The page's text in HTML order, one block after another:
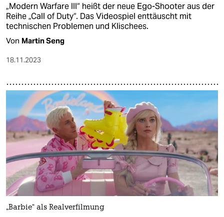
„Modern Warfare III“ heißt der neue Ego-Shooter aus der
Reihe „Call of Duty“. Das Videospiel enttäuscht mit
technischen Problemen und Klischees.
Von Martin Seng
18.11.2023
„Barbie“ als Realverfilmung